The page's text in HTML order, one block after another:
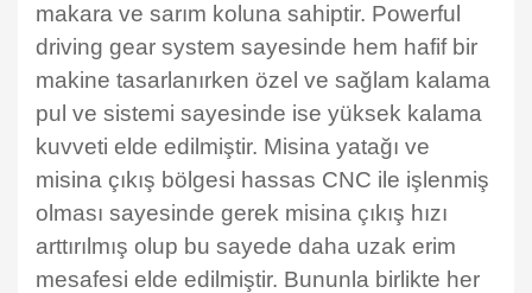
makara ve sarım koluna sahiptir. Powerful
driving gear system sayesinde hem hafif bir
makine tasarlanırken özel ve sağlam kalama
pul ve sistemi sayesinde ise yüksek kalama
kuvveti elde edilmiştir. Misina yatağı ve
misina çıkış bölgesi hassas CNC ile işlenmiş
olması sayesinde gerek misina çıkış hızı
arttırılmış olup bu sayede daha uzak erim
mesafesi elde edilmiştir. Bununla birlikte her